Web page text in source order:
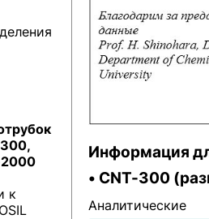
Информация
• CNT-300
Аналитические
к